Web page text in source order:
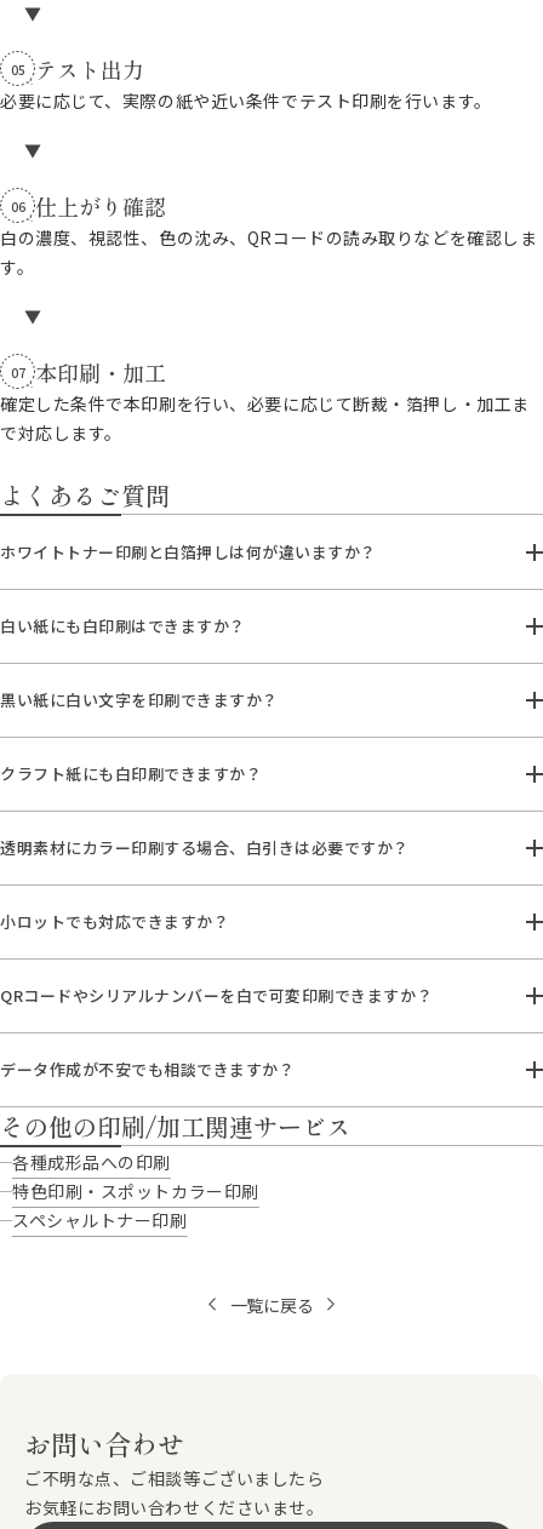
05 テスト出力
必要に応じて、実際の紙や近い条件でテスト印刷を行います。
06 仕上がり確認
白の濃度、視認性、色の沈み、QRコードの読み取りなどを確認しま
す。
07 本印刷・加工
確定した条件で本印刷を行い、必要に応じて断裁・箔押し・加工ま
で対応します。
よくあるご質問
ホワイトトナー印刷と白箔押しは何が違いますか？
白い紙にも白印刷はできますか？
黒い紙に白い文字を印刷できますか？
クラフト紙にも白印刷できますか？
透明素材にカラー印刷する場合、白引きは必要ですか？
小ロットでも対応できますか？
QRコードやシリアルナンバーを白で可変印刷できますか？
データ作成が不安でも相談できますか？
その他の印刷/加工関連サービス
各種成形品への印刷
特色印刷・スポットカラー印刷
スペシャルトナー印刷
一覧に戻る
お問い合わせ
ご不明な点、ご相談等ございましたら
お気軽にお問い合わせくださいませ。